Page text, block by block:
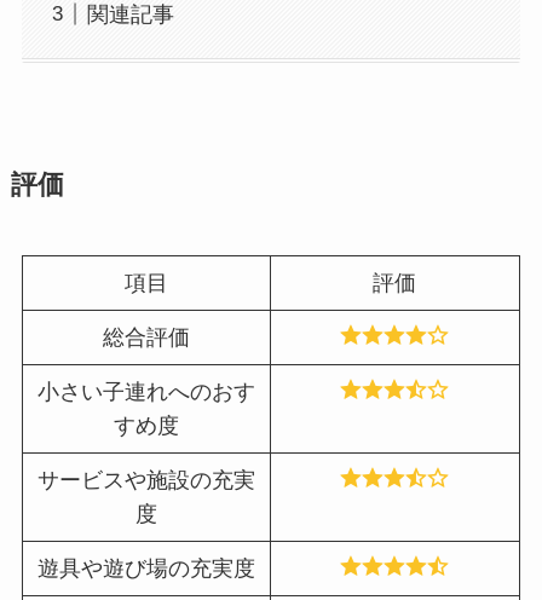
関連記事
評価
項目 評価
総合評価
小さい子連れへのおす
すめ度
サービスや施設の充実
度
遊具や遊び場の充実度